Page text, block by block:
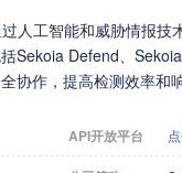
人工智能和威胁情报技
Sekoia Defend、
协作，提高检测效率和
API开放平台